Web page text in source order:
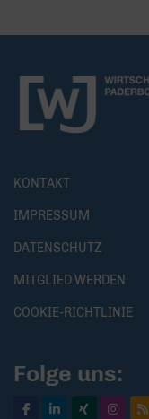
KONTAKT
IMPRESSUM
DATENSCHUTZ
MITGLIED WERDEN
COOKIE-RICHTLINIE
Folge uns: